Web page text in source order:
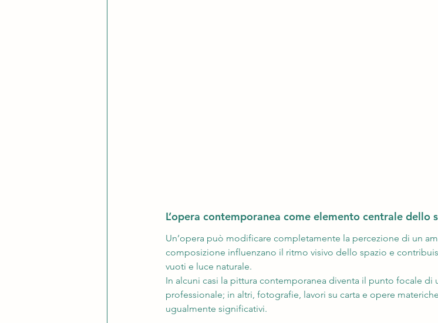
L’opera contemporanea come elemento centrale dello
Un’opera può modificare completamente la percezione di un
composizione influenzano il ritmo visivo dello spazio e
vuoti e luce naturale.
In alcuni casi la pittura contemporanea diventa il punto focale
professionale; in altri, fotografie, lavori su carta e opere
ugualmente significativi.